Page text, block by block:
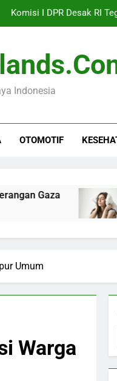
Komisi I DPR Desak RI
Tawarkan Solusi
Tren Tidur Sehat:
Indonesia
OTOMOTIF
11 Jam
Umum
Warga